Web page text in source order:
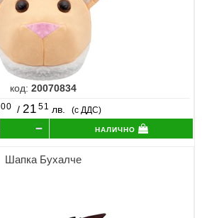
код: 20070834
00 /21 51 лв. (с ДДС)
налично
Шапка Бухалче